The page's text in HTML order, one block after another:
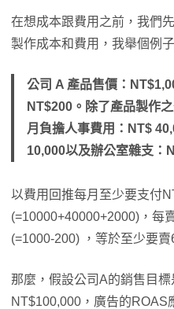
在想成本跟費用之前，我們
製作成本和費用，我舉個例子
公司 A 產品售價：
NT$200。除了產品製作
月負擔人事費用：NT$
10,000以及辦公室雜支：
以費用回推每月至少要支付
(=10000+40000+2000)，每
(=1000-200) ，等於至少要
那麼，假設公司A的銷售目
NT$100,000，廣告的ROAS